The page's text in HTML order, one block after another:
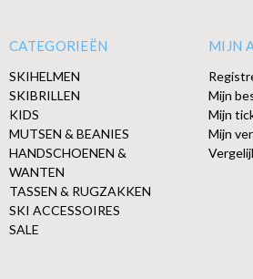
CATEGORIEËN
SKIHELMEN
SKIBRILLEN
KIDS
MUTSEN & BEANIES
HANDSCHOENEN &
WANTEN
TASSEN & RUGZAKKEN
SKI ACCESSOIRES
SALE
MIJN
Mijn
Mijn
Mijn